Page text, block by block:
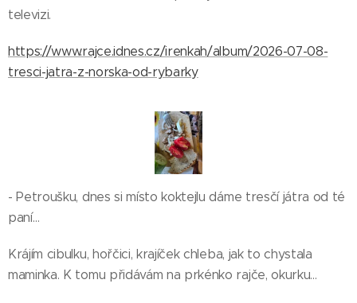
televizi.
https://www.rajce.idnes.cz/irenkah/album/2026-07-08-
tresci-jatra-z-norska-od-rybarky
- Petroušku, dnes si místo koktejlu dáme tresčí játra od té
paní…
Krájím cibulku, hořčici, krajíček chleba, jak to chystala
maminka. K tomu přidávám na prkénko rajče, okurku…